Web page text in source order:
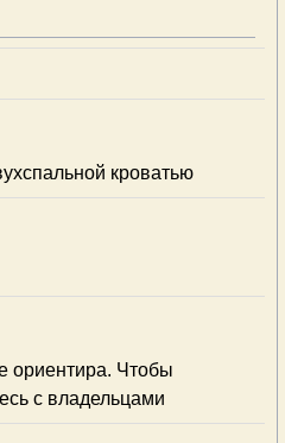
кроватью
ориентира. Чтобы
с владельцами